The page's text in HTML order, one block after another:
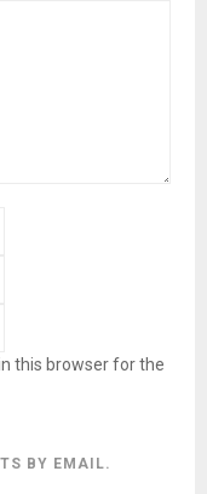
this browser for the
BY EMAIL.